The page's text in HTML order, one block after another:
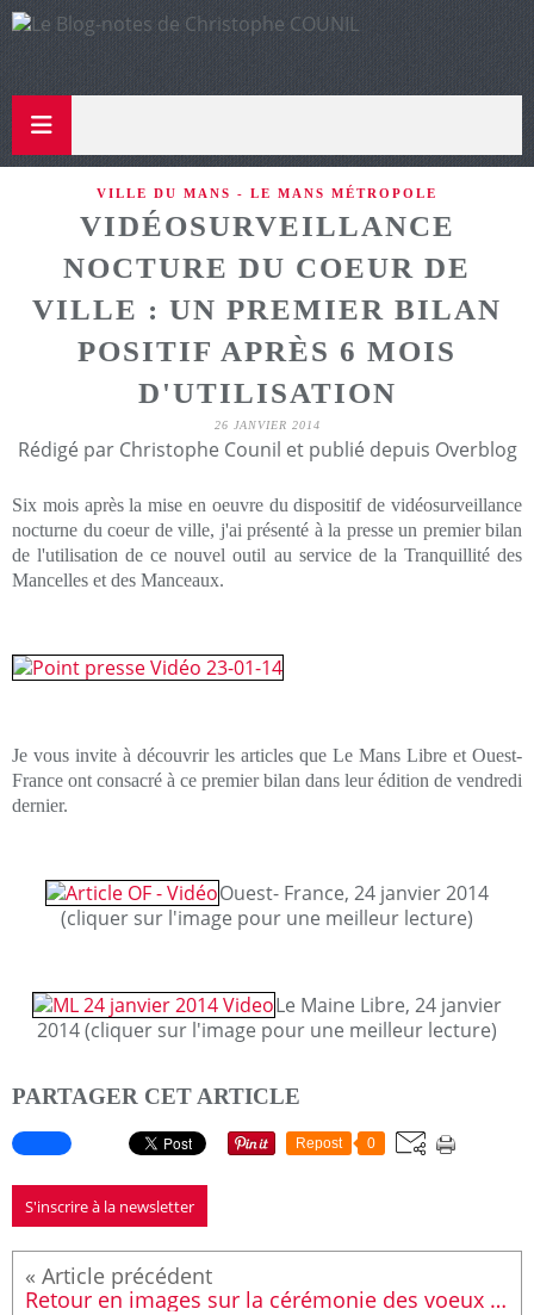
VILLE DU MANS - LE MANS MÉTROPOLE
VIDÉOSURVEILLANCE
NOCTURE DU COEUR DE
VILLE : UN PREMIER BILAN
POSITIF APRÈS 6 MOIS
D'UTILISATION
26 JANVIER 2014
Rédigé par Christophe Counil et publié depuis Overblog
Six mois après la mise en oeuvre du dispositif de vidéosurveillance
nocturne du coeur de ville, j'ai présenté à la presse un premier bilan
de l'utilisation de ce nouvel outil au service de la Tranquillité des
Mancelles et des Manceaux.
Je vous invite à découvrir les articles que Le Mans Libre et Ouest-
France ont consacré à ce premier bilan dans leur édition de vendredi
dernier.
Ouest- France, 24 janvier 2014
(cliquer sur l'image pour une meilleur lecture)
Le Maine Libre, 24 janvier
2014 (cliquer sur l'image pour une meilleur lecture)
PARTAGER CET ARTICLE
Repost 0
S'inscrire à la newsletter
Retour en images sur la cérémonie des voeux aux habitants du canton Le Mans Sud-Est du 18 janvier.